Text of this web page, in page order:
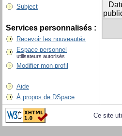
Subject
Services personnalisés :
Recevoir les nouveautés
Espace personnel
utilisateurs autorisés
Modifier mon profil
Aide
À propos de DSpace
Ce site